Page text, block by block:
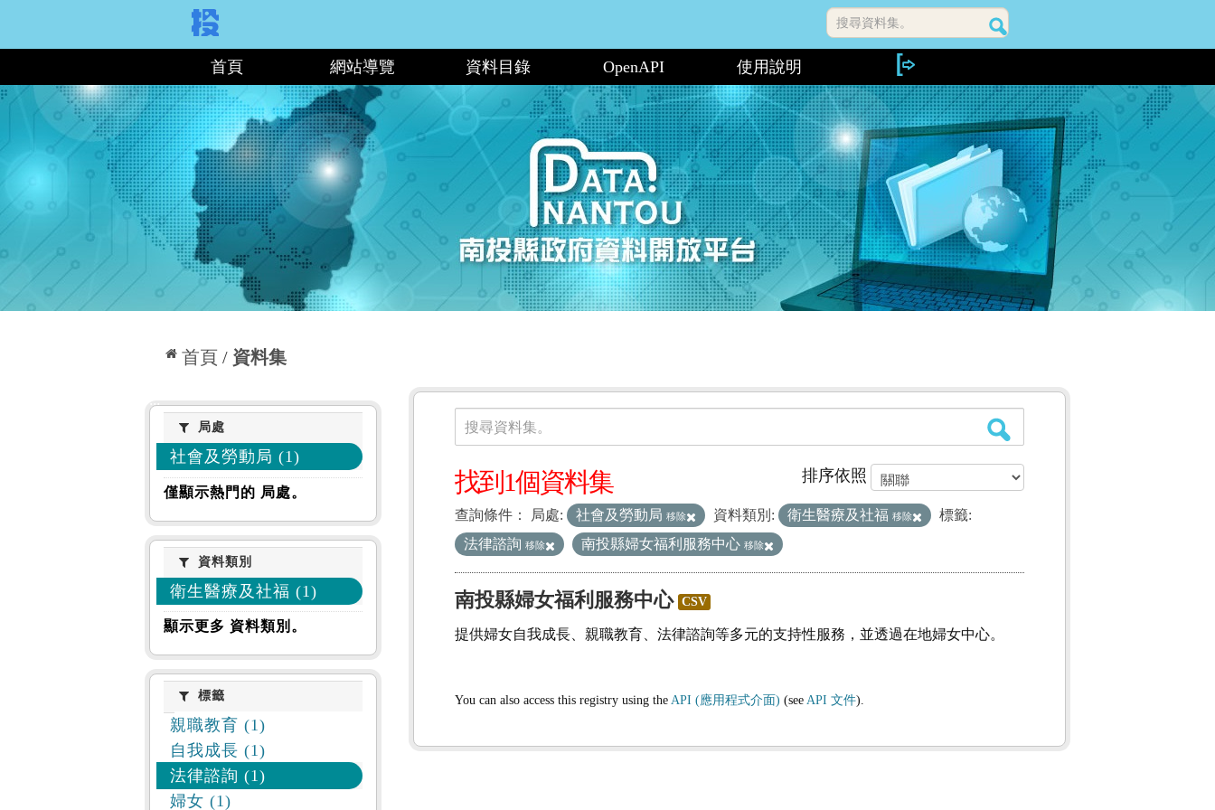
搜尋資料集。
首頁 網站導覽 資料目錄 OpenAPI 使用說明
首頁 資料集
局處局處
社會及勞動局 (1)
僅顯示熱門的 局處。
資料類別
資料類別
衛生醫療及社福 (1)
顯示更多 資料類別。
標籤標籤
親職教育 (1)
自我成長 (1)
法律諮詢 (1)
婦女 (1)
資料集
搜尋資料集。
排序依照
找到1個資料集
查詢條件： 局處: 社會及勞動局 移除 資料類別: 衛生醫療及社福 移除
標籤:
法律諮詢 移除 南投縣婦女福利服務中心 移除
南投縣婦女福利服務中心 CSV
提供婦女自我成長、親職教育、法律諮詢等多元的支持性服務，並透過在地婦女中心。
You can also access this registry using the API (應用程式介面) (see API 文件).